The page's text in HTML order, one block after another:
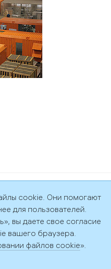
данных
обороны, д. 51, лит.
cookie. Они помогают
для пользователей.
вы даете свое согласие
вашего браузера.
файлов cookie».